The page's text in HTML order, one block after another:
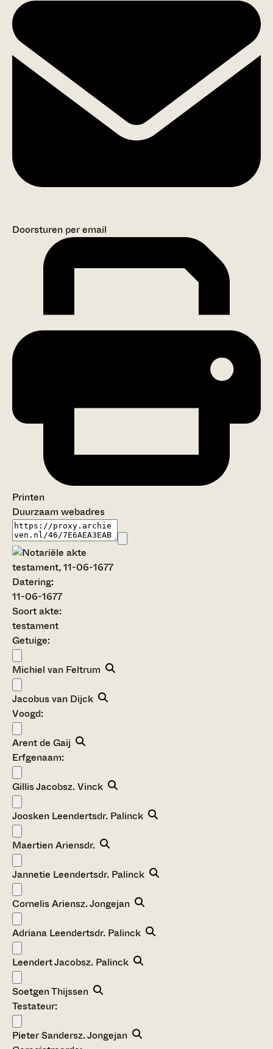
Doorsturen per email
Printen
Duurzaam webadres
testament, 11-06-1677
Datering:
11-06-1677
Soort akte:
testament
Getuige:
Michiel van Feltrum
Jacobus van Dijck
Voogd:
Arent de Gaij
Erfgenaam:
Gillis Jacobsz. Vinck
Joosken Leendertsdr. Palinck
Maertien Ariensdr.
Jannetie Leendertsdr. Palinck
Cornelis Ariensz. Jongejan
Adriana Leendertsdr. Palinck
Leendert Jacobsz. Palinck
Soetgen Thijssen
Testateur:
Pieter Sandersz. Jongejan